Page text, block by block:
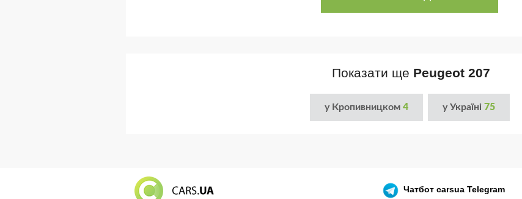
Показати ще Peugeot 207
у Кропивницком 4 у Україні 75
Чатботcarsua Telegram